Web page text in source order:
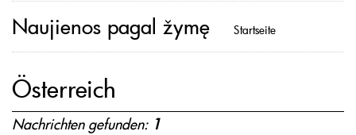
Naujienos pagal žymę Startseite
Österreich
Nachrichten gefunden: 1